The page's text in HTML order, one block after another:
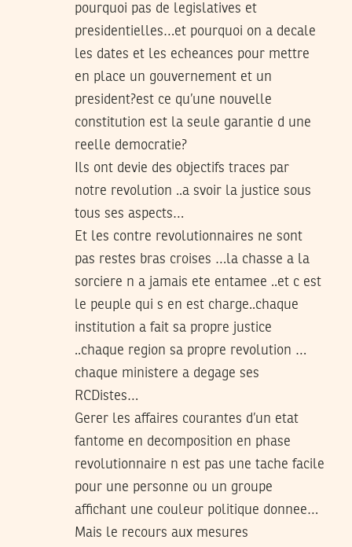
pourquoi pas de legislatives et
presidentielles…et pourquoi on a decale
les dates et les echeances pour mettre
en place un gouvernement et un
president?est ce qu’une nouvelle
constitution est la seule garantie d une
reelle democratie?
Ils ont devie des objectifs traces par
notre revolution ..a svoir la justice sous
tous ses aspects…
Et les contre revolutionnaires ne sont
pas restes bras croises …la chasse a la
sorciere n a jamais ete entamee ..et c est
le peuple qui s en est charge..chaque
institution a fait sa propre justice
..chaque region sa propre revolution …
chaque ministere a degage ses
RCDistes…
Gerer les affaires courantes d’un etat
fantome en decomposition en phase
revolutionnaire n est pas une tache facile
pour une personne ou un groupe
affichant une couleur politique donnee…
Mais le recours aux mesures